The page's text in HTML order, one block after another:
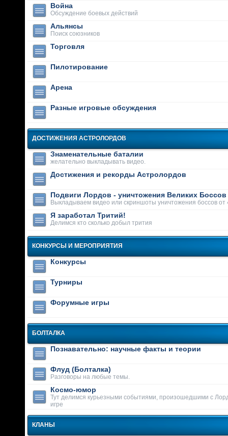
Война
Обсуждение боевых действий
Альянсы
Поиск союзников
Торговля
Пилотирование
Арена
Разные игровые обсуждения
ДОСТИЖЕНИЯ АСТРОЛОРДОВ
Знаменательные баталии
желательно выкладывать видео.
Достижения и рекорды Астролордов
Подвиги Лордов - уничтожения Великих Боссов
Выкладываем видео или скриншоты уничтожения боссов от
Я заработал Тритий!
Делимся кто сколько добыл трития
КОНКУРСЫ И МЕРОПРИЯТИЯ
Конкурсы
Турниры
Форумные игры
БОЛТАЛКА
Познавательно: научные факты и теории
Флуд (Болталка)
Разговоры на любые темы.
Космо-юмор
Тут делимся курьезными событиями, произошедшими с
игре
КЛАНЫ